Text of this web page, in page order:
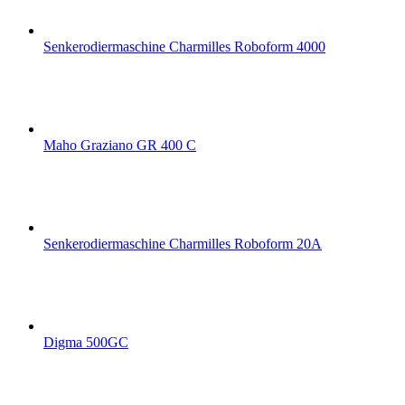
Senkerodiermaschine Charmilles Roboform 4000
Maho Graziano GR 400 C
Senkerodiermaschine Charmilles Roboform 20A
Digma 500GC